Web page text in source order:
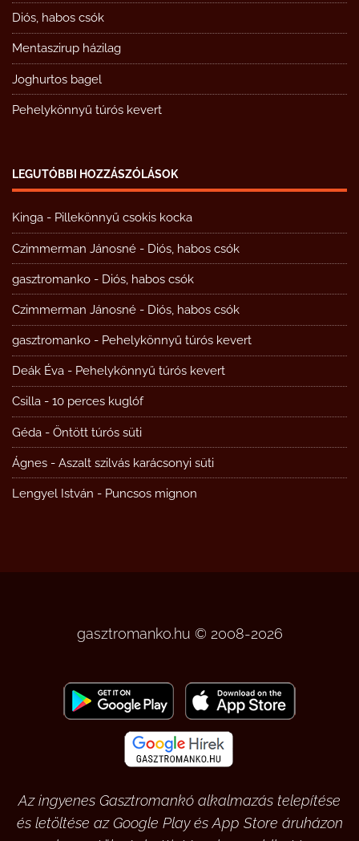
Diós, habos csók
Mentaszirup házilag
Joghurtos bagel
Pehelykönnyű túrós kevert
LEGUTÓBBI HOZZÁSZÓLÁSOK
Kinga - Pillekönnyű csokis kocka
Czimmerman Jánosné - Diós, habos csók
gasztromanko - Diós, habos csók
Czimmerman Jánosné - Diós, habos csók
gasztromanko - Pehelykönnyű túrós kevert
Deák Éva - Pehelykönnyű túrós kevert
Csilla - 10 perces kuglóf
Géda - Öntött túrós süti
Ágnes - Aszalt szilvás karácsonyi süti
Lengyel István - Puncsos mignon
gasztromanko.hu © 2008-2026
Az ingyenes Gasztromankó alkalmazás telepítése
és letöltése az Google Play és App Store áruházon